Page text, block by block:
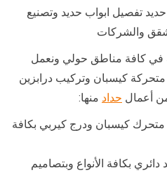
تفصيل ابواب حديد وتصنيع
والشركات
في كافة مناطق حولي ونعمل
كيسبان وتركيب درابزين
أعمال حداد منها:
كيسبان ودرج كيربي بكافة
بكافة الأنواع وبتصاميم